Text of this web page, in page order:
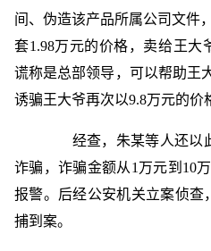
间、伪造该产品所属公司文件
套1.98万元的价格，卖给王大
谎称是总部领导，可以帮助王
诱骗王大爷再次以9.8万元的价
经查，朱某等人还以
诈骗，诈骗金额从1万元到10
报警。后经公安机关立案侦查
捕到案。